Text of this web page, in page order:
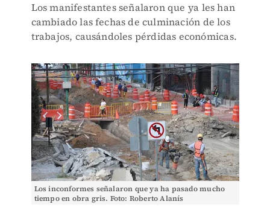
Los manifestantes señalaron que ya les han
cambiado las fechas de culminación de los
trabajos, causándoles pérdidas económicas.
Los inconformes señalaron que ya ha pasado mucho
tiempo en obra gris. Foto: Roberto Alanís